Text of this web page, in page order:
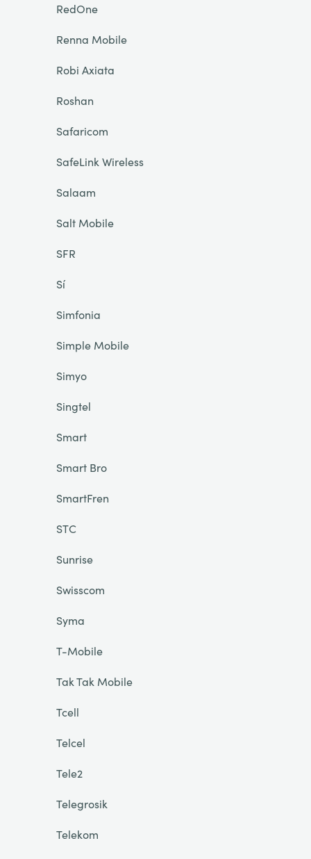
RedOne
Renna Mobile
Robi Axiata
Roshan
Safaricom
SafeLink Wireless
Salaam
Salt Mobile
SFR
Sí
Simfonia
Simple Mobile
Simyo
Singtel
Smart
Smart Bro
SmartFren
STC
Sunrise
Swisscom
Syma
T-Mobile
Tak Tak Mobile
Tcell
Telcel
Tele2
Telegrosik
Telekom